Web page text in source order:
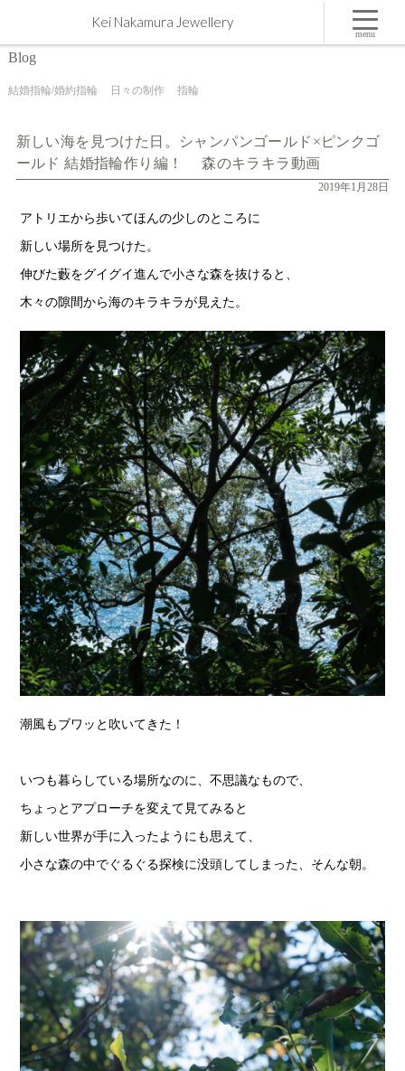
新しい海を見つけた日。シャンパンゴールド×ピンクゴールド 結婚指輪作り編！ 森のキラキラ
動画 | 屋久島,ジュエリー,オーダーメイドのマリッジリング（結婚・婚約指輪）制作 | Kei
Kei Nakamura Jewellery
Blog
結婚指輪/婚約指輪 日々の制作 指輪
新しい海を見つけた日。シャンパンゴールド×ピンクゴ
ールド 結婚指輪作り編！ 森のキラキラ動画
2019年1月28日
アトリエから歩いてほんの少しのところに
新しい場所を見つけた。
伸びた藪をグイグイ進んで小さな森を抜けると、
木々の隙間から海のキラキラが見えた。
潮風もブワッと吹いてきた！
いつも暮らしている場所なのに、不思議なもので、
ちょっとアプローチを変えて見てみると
新しい世界が手に入ったようにも思えて、
小さな森の中でぐるぐる探検に没頭してしまった、そんな朝。
menu